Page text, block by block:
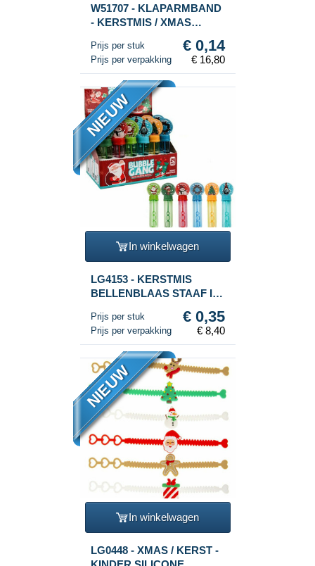
W51707 - KLAPARMBAND
- KERSTMIS / XMAS
Prijs per stuk € 0,14
Prijs per verpakking € 16,80
NIEUW
In winkelwagen
LG4153 - KERSTMIS
BELLENBLAAS STAAF IN
Prijs per stuk € 0,35
Prijs per verpakking € 8,40
NIEUW
In winkelwagen
LG0448 - XMAS / KERST -